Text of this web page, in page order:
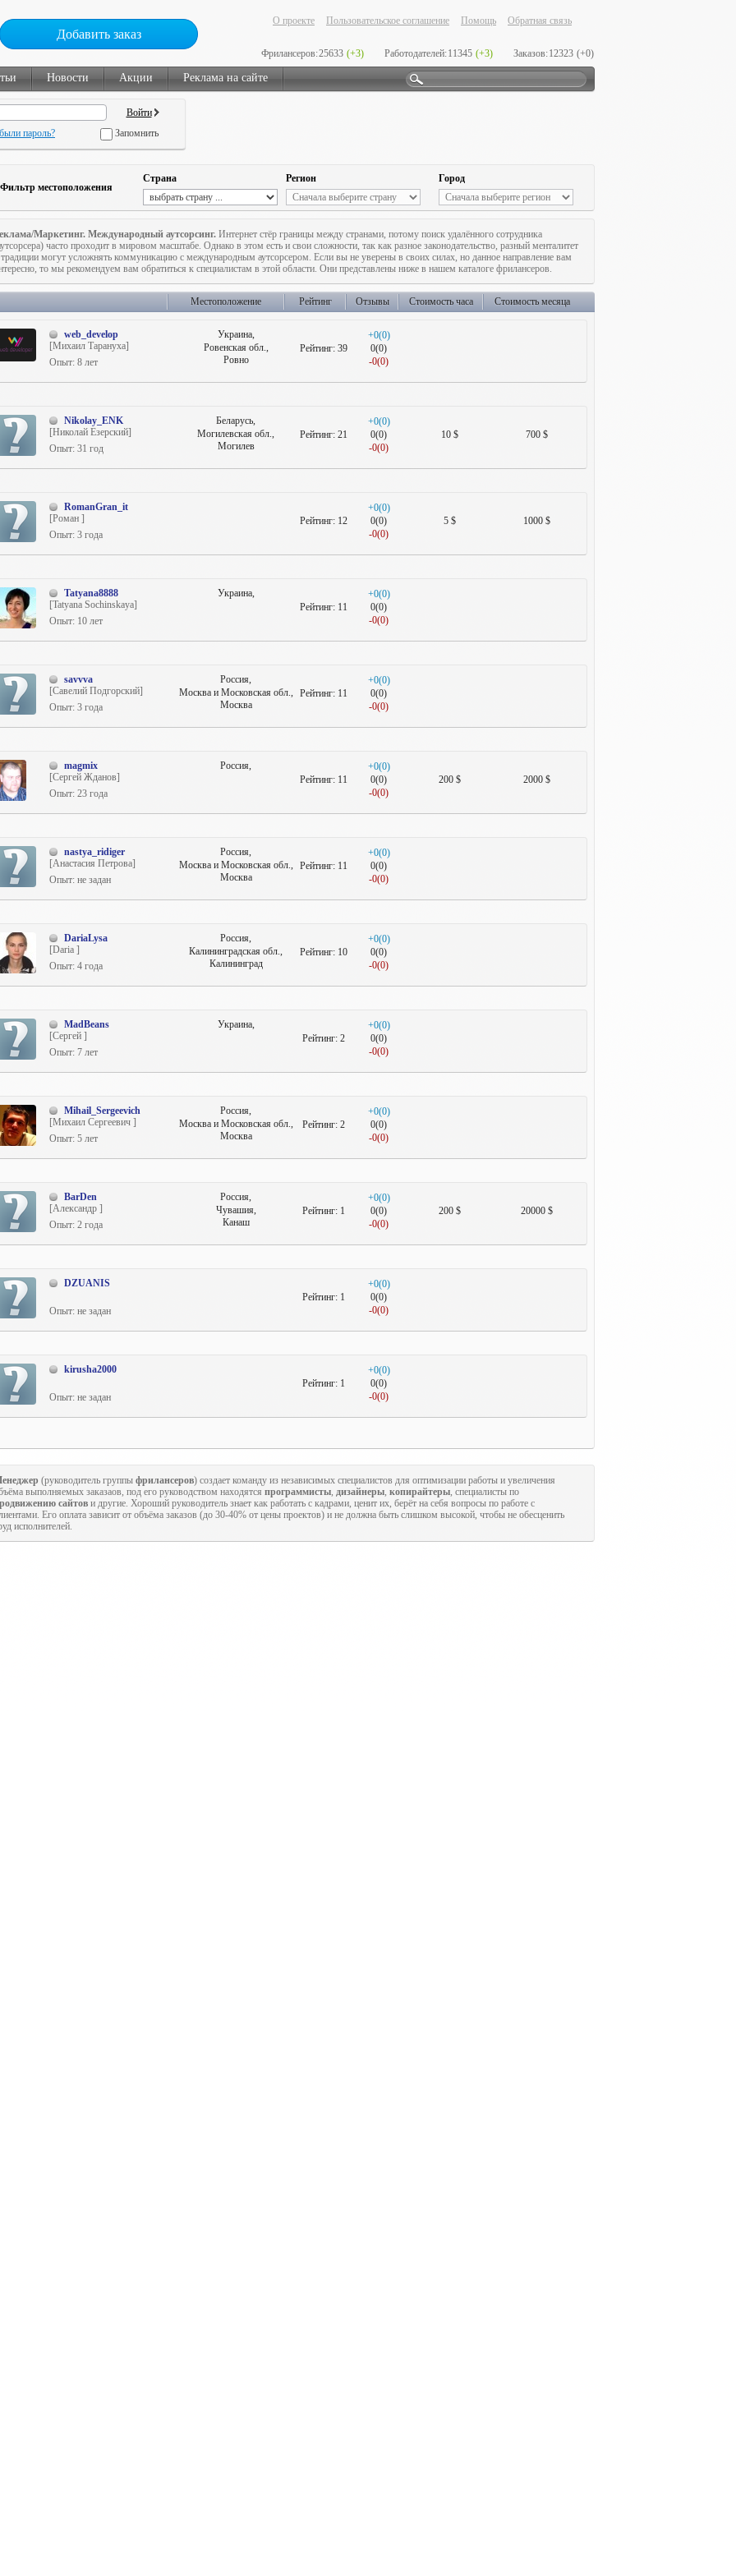
Добавить заказ
О проекте Пользовательское соглашение Помощь Обратная связь
Фрилансеров:25633 (+3) Работодателей:11345 (+3) Заказов:12323 (+0)
Новости Акции Реклама на сайте
пароль? Запомнить
Фильтр местоположения
Страна Регион Город
Маркетинг. Международный аутсорсинг. Интернет стёр границы между странами, потому поиск удалённого сотрудника
часто проходит в мировом масштабе. Однако в этом есть и свои сложности, так как разное законодательство, разный менталитет
могут усложнять коммуникацию с международным аутсорсером. Если вы не уверены в своих силах, но данное направление вам
то мы рекомендуем вам обратиться к специалистам в этой области. Они представлены ниже в нашем каталоге фрилансеров.
Местоположение Рейтинг Отзывы Стоимость часа Стоимость месяца
web_develop
[Михаил Тарануха]
Опыт: 8 лет
+0(0)
0(0)
-0(0)
Рейтинг:39
Украина,
Ровенская обл.,
Ровно
Nikolay_ENK
[Николай Езерский]
Опыт: 31 год
700 $
10 $
+0(0)
0(0)
-0(0)
Рейтинг:21
Беларусь,
Могилевская обл.,
Могилев
RomanGran_it
[Роман ]
Опыт: 3 года
1000 $
5 $
+0(0)
0(0)
-0(0)
Рейтинг:12
Tatyana8888
[Tatyana Sochinskaya]
Опыт: 10 лет
+0(0)
0(0)
-0(0)
Рейтинг:11
Украина,
savvva
[Савелий Подгорский]
Опыт: 3 года
+0(0)
0(0)
-0(0)
Рейтинг:11
Россия,
Москва и Московская обл.,
Москва
magmix
[Сергей Жданов]
Опыт: 23 года
2000 $
200 $
+0(0)
0(0)
-0(0)
Рейтинг:11
Россия,
nastya_ridiger
[Анастасия Петрова]
Опыт: не задан
+0(0)
0(0)
-0(0)
Рейтинг:11
Россия,
Москва и Московская обл.,
Москва
DariaLysa
[Daria ]
Опыт: 4 года
+0(0)
0(0)
-0(0)
Рейтинг:10
Россия,
Калининградская обл.,
Калининград
MadBeans
[Сергей ]
Опыт: 7 лет
+0(0)
0(0)
-0(0)
Рейтинг:2
Украина,
Mihail_Sergeevich
[Михаил Сергеевич ]
Опыт: 5 лет
+0(0)
0(0)
-0(0)
Рейтинг:2
Россия,
Москва и Московская обл.,
Москва
BarDen
[Александр ]
Опыт: 2 года
20000 $
200 $
+0(0)
0(0)
-0(0)
Рейтинг:1
Россия,
Чувашия,
Канаш
DZUANIS
Опыт: не задан
+0(0)
0(0)
-0(0)
Рейтинг:1
kirusha2000
Опыт: не задан
+0(0)
0(0)
-0(0)
Рейтинг:1
(руководитель группы фрилансеров) создает команду из независимых специалистов для оптимизации работы и увеличения
выполняемых заказаов, под его руководством находятся программисты, дизайнеры, копирайтеры, специалисты по
сайтов и другие. Хороший руководитель знает как работать с кадрами, ценит их, берёт на себя вопросы по работе с
Его оплата зависит от объёма заказов (до 30-40% от цены проектов) и не должна быть слишком высокой, чтобы не обесценить
исполнителей.